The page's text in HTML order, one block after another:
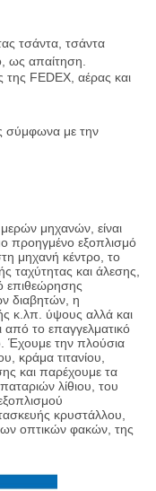
τσάντα, τσάντα
ως απαίτηση.
της FEDEX, αέρας και
σύμφωνα με την
μηχανών, είναι
προηγμένο εξοπλισμό
μηχανή κέντρο, το
ταχύτητας και άλεσης,
επιθεώρησης
διαβητών, η
κ.λπ. ύψους αλλά και
από το επαγγελματικό
Έχουμε την πλούσια
κράμα τιτανίου,
και παρέχουμε τα
λίθιου, του
κρυστάλλου,
οπτικών φακών, της